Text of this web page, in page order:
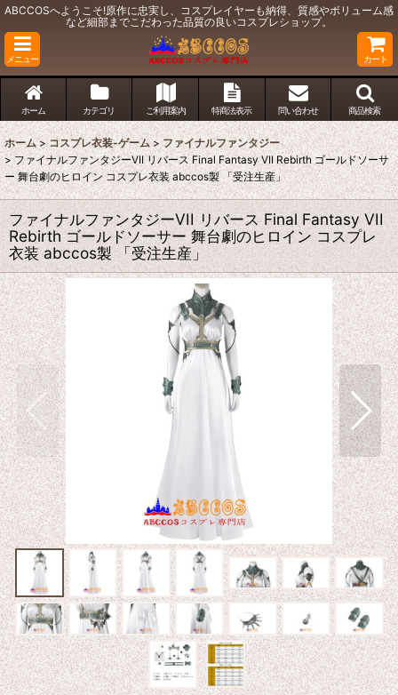
ABCCOSへようこそ!原作に忠実し、コスプレイヤーも納得、質感やボリューム感
など細部までこだわった品質の良いコスプレショップ。
メニュー カート
ホーム カテゴリ ご利用案内 特商法表示 問い合わせ 商品検索
ホーム > コスプレ衣装-ゲーム > ファイナルファンタジー
> ファイナルファンタジーVII リバース Final Fantasy VII Rebirth ゴールドソーサ
ー 舞台劇のヒロイン コスプレ衣装 abccos製 「受注生産」
ファイナルファンタジーVII リバース Final Fantasy VII
Rebirth ゴールドソーサー 舞台劇のヒロイン コスプレ
衣装 abccos製 「受注生産」